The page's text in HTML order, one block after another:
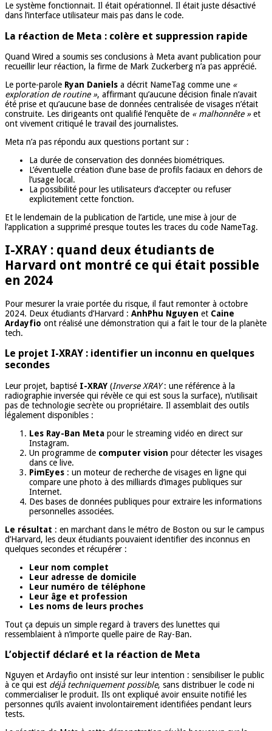
Le système fonctionnait. Il était opérationnel. Il était juste désactivé
dans l’interface utilisateur mais pas dans le code.
La réaction de Meta : colère et suppression rapide
Quand Wired a soumis ses conclusions à Meta avant publication pour
recueillir leur réaction, la firme de Mark Zuckerberg n’a pas apprécié.
Le porte-parole Ryan Daniels a décrit NameTag comme une «
exploration de routine », affirmant qu’aucune décision finale n’avait
été prise et qu’aucune base de données centralisée de visages n’était
construite. Les dirigeants ont qualifié l’enquête de « malhonnête »et
ont vivement critiqué le travail des journalistes.
Meta n’a pas répondu aux questions portant sur :
La durée de conservation des données biométriques.
L’éventuelle création d’une base de profils faciaux en dehors de
l’usage local.
La possibilité pour les utilisateurs d’accepter ou refuser
explicitement cette fonction.
Et le lendemain de la publication de l’article, une mise à jour de
l’application a supprimé presque toutes les traces du code NameTag.
I-XRAY : quand deux étudiants de
Harvard ont montré ce qui était possible
en 2024
Pour mesurer la vraie portée du risque, il faut remonter à octobre
2024. Deux étudiants d’Harvard : AnhPhu Nguyen et Caine
Ardayfio ont réalisé une démonstration qui a fait le tour de la planète
tech.
Le projet I-XRAY : identifier un inconnu en quelques
secondes
Leur projet, baptisé I-XRAY (Inverse XRAY: une référence à la
radiographie inversée qui révèle ce qui est sous la surface), n’utilisait
pas de technologie secrète ou propriétaire. Il assemblait des outils
légalement disponibles :
Les Ray-Ban Meta pour le streaming vidéo en direct sur
Instagram.
Un programme de computer vision pour détecter les visages
dans ce live.
PimEyes : un moteur de recherche de visages en ligne qui
compare une photo à des milliards d’images publiques sur
Internet.
Des bases de données publiques pour extraire les informations
personnelles associées.
Le résultat : en marchant dans le métro de Boston ou sur le campus
d’Harvard, les deux étudiants pouvaient identifier des inconnus en
quelques secondes et récupérer :
Leur nom complet
Leur adresse de domicile
Leur numéro de téléphone
Leur âge et profession
Les noms de leurs proches
Tout ça depuis un simple regard à travers des lunettes qui
ressemblaient à n’importe quelle paire de Ray-Ban.
L’objectif déclaré et la réaction de Meta
Nguyen et Ardayfio ont insisté sur leur intention : sensibiliser le public
à ce qui est déjà techniquement possible, sans distribuer le code ni
commercialiser le produit. Ils ont expliqué avoir ensuite notifié les
personnes qu’ils avaient involontairement identifiées pendant leurs
tests.